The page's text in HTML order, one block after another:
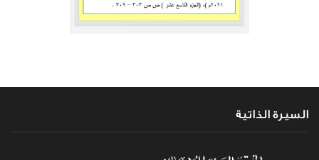
السيرة الذاتية